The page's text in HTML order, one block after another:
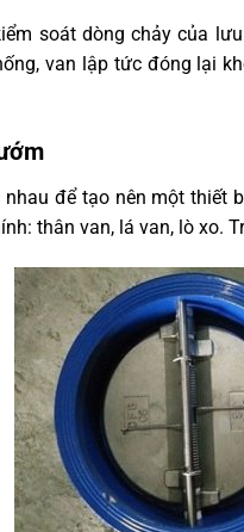
soát dòng chảy của
van lập tức đóng lại
để tạo nên một thiết
thân van, lá van, lò xo.